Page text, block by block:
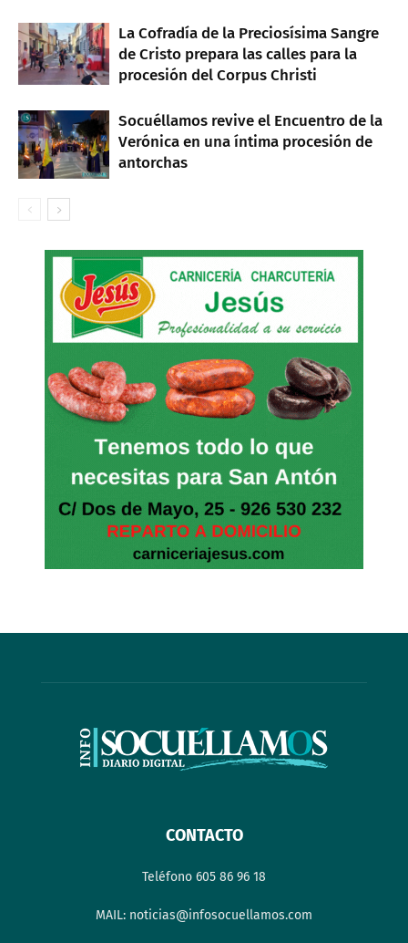
La Cofradía de la Preciosísima Sangre
de Cristo prepara las calles para la
procesión del Corpus Christi
Socuéllamos revive el Encuentro de la
Verónica en una íntima procesión de
antorchas
CONTACTO
Teléfono 605 86 96 18
MAIL: noticias@infosocuellamos.com